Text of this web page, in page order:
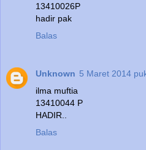
13410026P
hadir pak
Balas
Unknown 5 Maret 2014
ilma muftia
13410044 P
HADIR..
Balas